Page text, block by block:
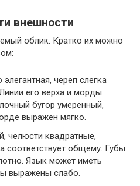
внешности
облик. Кратко их можно
череп слегка
его верха и морды
бугор умеренный,
выражен мягко.
челюсти квадратные,
соответствует общему. Губы
Язык может иметь
выражены слабо.